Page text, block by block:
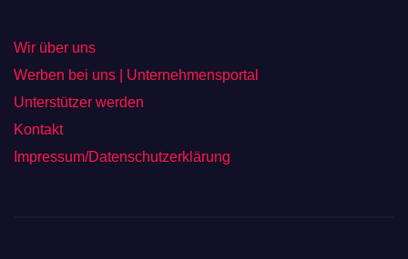
Wir über uns
Werben bei uns | Unternehmensportal
Unterstützer werden
Kontakt
Impressum/Datenschutzerklärung